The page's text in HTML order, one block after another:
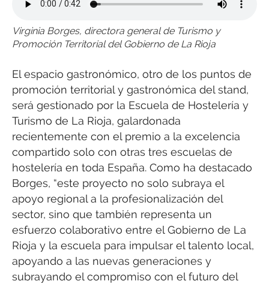
Virginia Borges, directora general de Turismo y
Promoción Territorial del Gobierno de La Rioja
El espacio gastronómico, otro de los puntos de
promoción territorial y gastronómica del stand,
será gestionado por la Escuela de Hostelería y
Turismo de La Rioja, galardonada
recientemente con el premio a la excelencia
compartido solo con otras tres escuelas de
hostelería en toda España. Como ha destacado
Borges, “este proyecto no solo subraya el
apoyo regional a la profesionalización del
sector, sino que también representa un
esfuerzo colaborativo entre el Gobierno de La
Rioja y la escuela para impulsar el talento local,
apoyando a las nuevas generaciones y
subrayando el compromiso con el futuro del